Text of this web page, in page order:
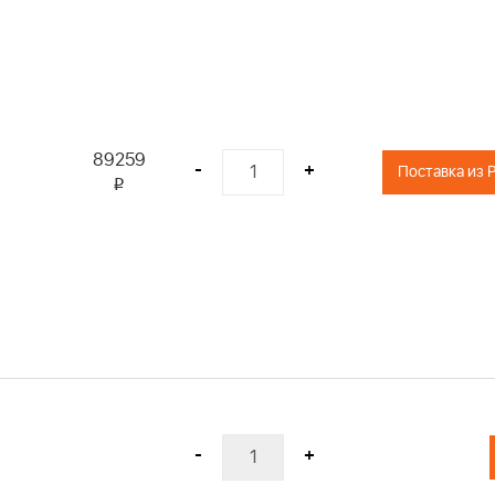
89259
i
- +
- +